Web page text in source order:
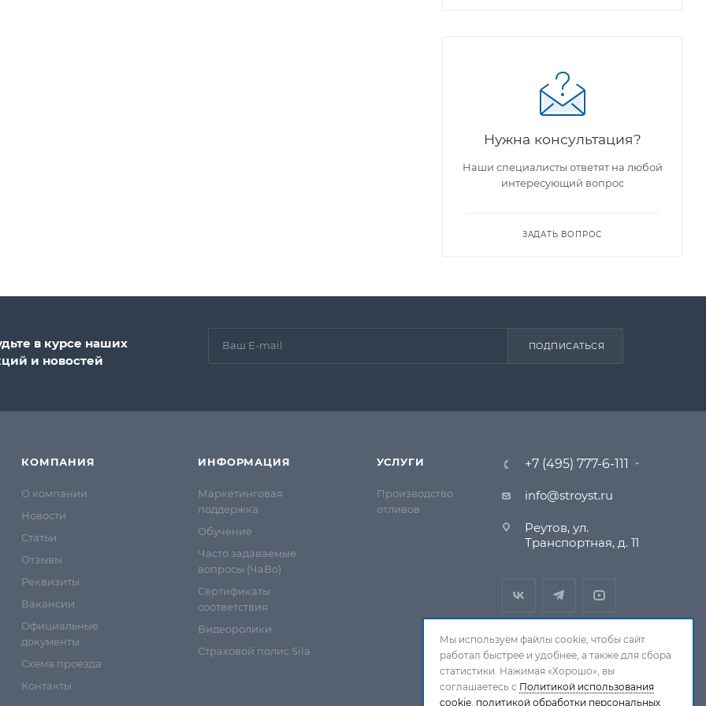
Нужна консультация?
Наши специалисты ответят на любой
интересующий вопрос
ЗАДАТЬ ВОПРОС
в курсе наших
и новостей
ПОДПИСАТЬСЯ
КОМПАНИЯ
О компании
Новости
Статьи
Отзывы
Реквизиты
Вакансии
Официальные
документы
Схема проезда
Контакты
ИНФОРМАЦИЯ
Маркетинговая
поддержка
Обучение
Часто задаваемые
вопросы (ЧаВо)
Сертификаты
соответствия
Видеоролики
Страховой полис Sila
УСЛУГИ
Производство
отливов
+7 (495) 777-6-111
info@stroyst.ru
Реутов, ул.
Транспортная, д. 11
Мы используем файлы cookie, чтобы сайт
работал быстрее и удобнее, а также для сбора
статистики. Нажимая «Хорошо», вы
соглашаетесь с Политикой использования
cookie, политикой обработки персональных